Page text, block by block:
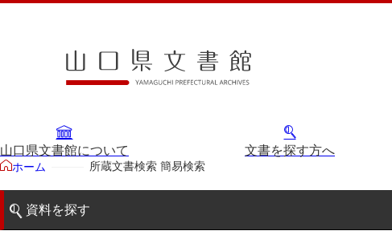
山口県文書館について 文書を探す方へ
ホーム 所蔵文書検索 簡易検索
資料を探す